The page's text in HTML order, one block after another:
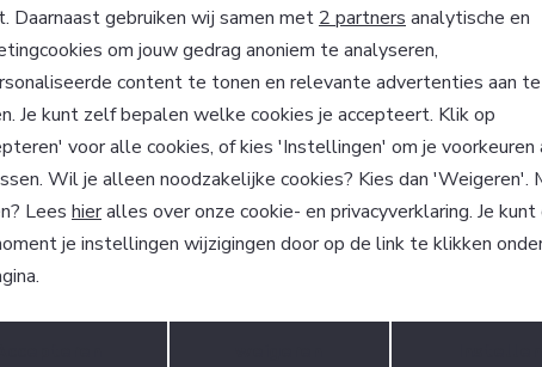
ook gelijk €5,- korting!
Hoe we met je data omgaan?
sparen voor korting Wij scoren een 9,4 op
Factif? Klantenservice
cookies Marketing cookies
Terug Opslaan
Daarnaast gebruiken wij samen met 2 partners analytische en
om jouw gedrag anoniem te analyseren,
content te tonen en relevante advertenties aan te
Je kunt zelf bepalen welke cookies je accepteert. Klik op
voor alle cookies, of kies 'Instellingen' om je voorkeuren
Wil je alleen noodzakelijke cookies? Kies dan 'Weigeren'.
Lees hieralles over onze cookie- en privacyverklaring. Je kunt
je instellingen wijzigingen door op de link te klikken